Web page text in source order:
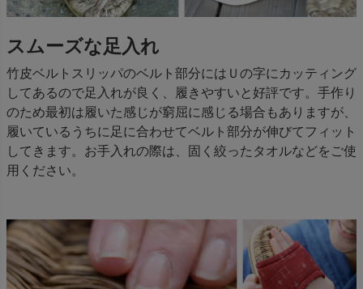
スムーズな足入れ
竹皮ベルトスリッパのベルト部分にはＵの字にカッティング
してあるので足入れが良く、履きやすいと好評です。手作り
のため最初は履いた感じが窮屈に感じる場合もありますが、
履いているうちに足に合わせてベルト部分が伸びてフィット
してきます。お手入れの際は、固く絞ったタオルなどをご使
用ください。